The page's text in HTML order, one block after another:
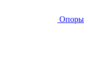
Опоры